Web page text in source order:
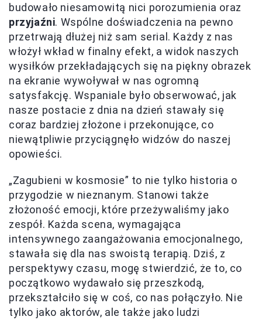
budowało niesamowitą nici porozumienia oraz
przyjaźni. Wspólne doświadczenia na pewno
przetrwają dłużej niż sam serial. Każdy z nas
włożył wkład w finalny efekt, a widok naszych
wysiłków przekładających się na piękny obrazek
na ekranie wywoływał w nas ogromną
satysfakcję. Wspaniale było obserwować, jak
nasze postacie z dnia na dzień stawały się
coraz bardziej złożone i przekonujące, co
niewątpliwie przyciągnęło widzów do naszej
opowieści.
„Zagubieni w kosmosie” to nie tylko historia o
przygodzie w nieznanym. Stanowi także
złożoność emocji, które przeżywaliśmy jako
zespół. Każda scena, wymagająca
intensywnego zaangażowania emocjonalnego,
stawała się dla nas swoistą terapią. Dziś, z
perspektywy czasu, mogę stwierdzić, że to, co
początkowo wydawało się przeszkodą,
przekształciło się w coś, co nas połączyło. Nie
tylko jako aktorów, ale także jako ludzi